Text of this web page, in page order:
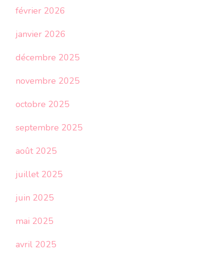
février 2026
janvier 2026
décembre 2025
novembre 2025
octobre 2025
septembre 2025
août 2025
juillet 2025
juin 2025
mai 2025
avril 2025